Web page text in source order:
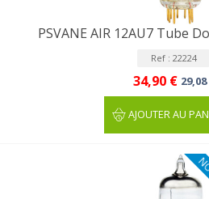
PSVANE AIR 12AU7 Tube
Ref : 22224
34,90 €
AJOUTER AU